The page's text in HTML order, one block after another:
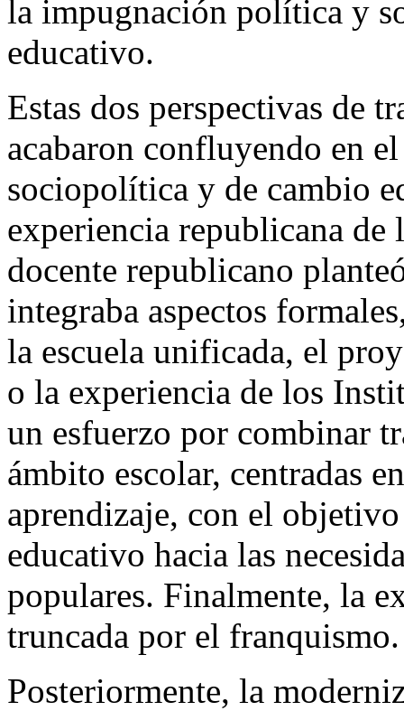
la impugnación política y
educativo.
Estas dos perspectivas de
acabaron confluyendo en
sociopolítica y de cambio
experiencia republicana
docente republicano
integraba aspectos
la escuela unificada, el
o la experiencia de los
un esfuerzo por combinar
ámbito escolar, centradas
aprendizaje, con el
educativo hacia las
populares. Finalmente, la
truncada por el franquismo.
Posteriormente, la